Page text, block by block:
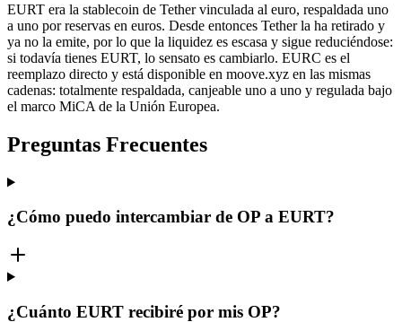
EURT era la stablecoin de Tether vinculada al euro, respaldada uno
a uno por reservas en euros. Desde entonces Tether la ha retirado y
ya no la emite, por lo que la liquidez es escasa y sigue reduciéndose:
si todavía tienes EURT, lo sensato es cambiarlo. EURC es el
reemplazo directo y está disponible en moove.xyz en las mismas
cadenas: totalmente respaldada, canjeable uno a uno y regulada bajo
el marco MiCA de la Unión Europea.
Preguntas Frecuentes
¿Cómo puedo intercambiar de OP a EURT?
¿Cuánto EURT recibiré por mis OP?